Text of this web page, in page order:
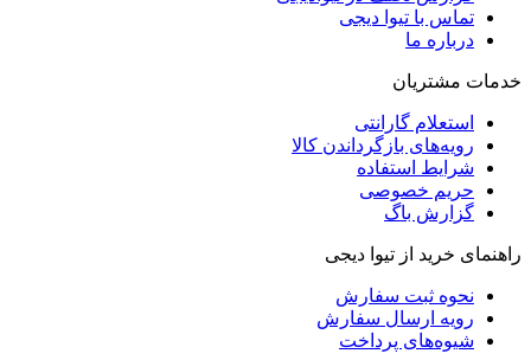
تماس با تیوا دیجی
درباره ما
خدمات مشتریان
استعلام گارانتی
رویه‌های بازگرداندن کالا
شرایط استفاده
حریم خصوصی
گزارش باگ
راهنمای خرید از تیوا دیجی
نحوه ثبت سفارش
رویه ارسال سفارش
شیوه‌های پرداخت